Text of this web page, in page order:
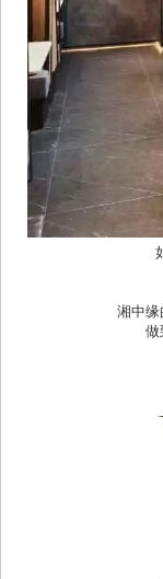
湘中缘
做